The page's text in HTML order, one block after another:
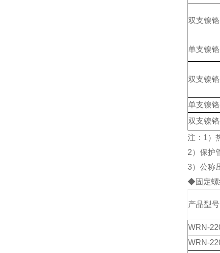
双支镍
单支镍
双支镍
单支镍
双支镍
注：1）
2）保护
3）公称
◆固定螺
产品型号
WRN-
WRN-